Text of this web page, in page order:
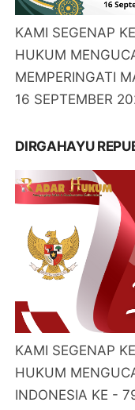
KAMI SEGENAP
HUKUM
MEMPERINGATI
16 SEPTEMBER
DIRGAHAYU
KAMI SEGENAP
HUKUM
INDONESIA KE -